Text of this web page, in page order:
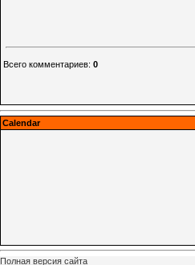
Всего комментариев: 0
Calendar
Полная версия сайта